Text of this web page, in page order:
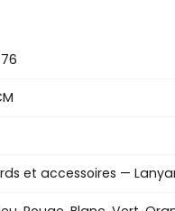
et accessoires —